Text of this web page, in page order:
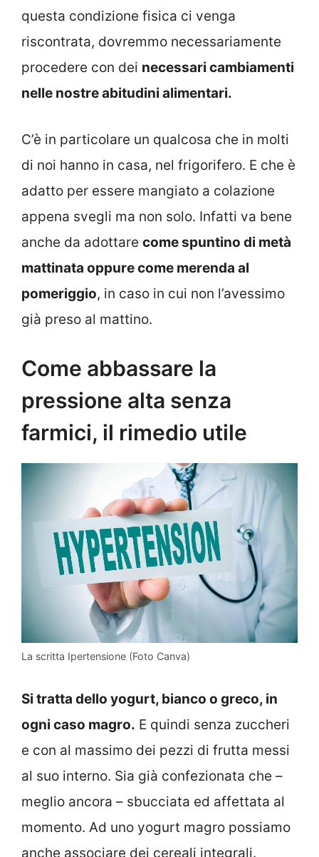
questa condizione fisica ci venga
riscontrata, dovremmo necessariamente
procedere con dei necessari cambiamenti
nelle nostre abitudini alimentari.
C’è in particolare un qualcosa che in molti
di noi hanno in casa, nel frigorifero. E che è
adatto per essere mangiato a colazione
appena svegli ma non solo. Infatti va bene
anche da adottare come spuntino di metà
mattinata oppure come merenda al
pomeriggio, in caso in cui non l’avessimo
già preso al mattino.
Come abbassare la
pressione alta senza
farmici, il rimedio utile
La scritta Ipertensione (Foto Canva)
Si tratta dello yogurt, bianco o greco, in
ogni caso magro. E quindi senza zuccheri
e con al massimo dei pezzi di frutta messi
al suo interno. Sia già confezionata che –
meglio ancora – sbucciata ed affettata al
momento. Ad uno yogurt magro possiamo
anche associare dei cereali integrali.